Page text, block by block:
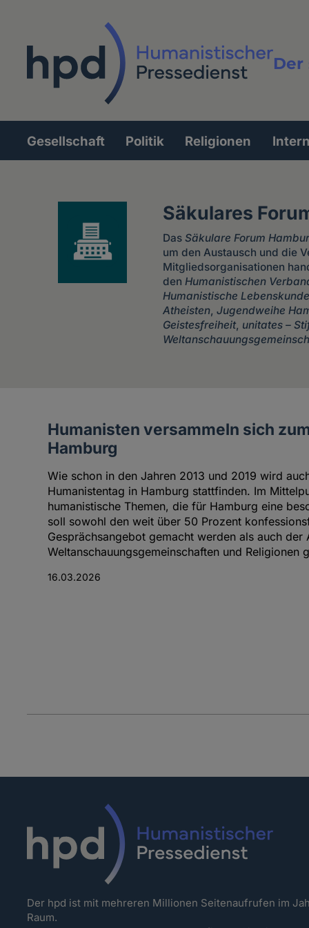
Hauptnavigation
Gesellschaft Politik Religionen
Säkulares
Das Säkulare Forum
um den Austausch und die
Mitgliedsorganisationen
den Humanistischen
Humanistische
Atheisten, Jugendweihe
Geistesfreiheit, unitates –
Artikel
des
Humanisten versammeln sich
Hamburg
Wie schon in den Jahren 2013 und 2019 wird
Humanistentag in Hamburg stattfinden. Im
humanistische Themen, die für Hamburg eine
soll sowohl den weit über 50 Prozent
Gesprächsangebot gemacht werden als auch der
Weltanschauungsgemeinschaften und Religionen
16.03.2026
Der hpd ist mit mehreren Millionen Seitenaufrufen im
Raum.